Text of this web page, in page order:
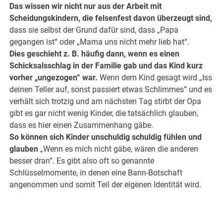
Das wissen wir nicht nur aus der Arbeit mit
Scheidungskindern, die felsenfest davon überzeugt sind,
dass sie selbst der Grund dafür sind, dass „Papa
gegangen ist“ oder „Mama uns nicht mehr lieb hat“.
Dies geschieht z. B. häufig dann, wenn es einen
Schicksalsschlag in der Familie gab und das Kind kurz
vorher „ungezogen“ war. Wenn dem Kind gesagt wird „Iss
deinen Teller auf, sonst passiert etwas Schlimmes“ und es
verhält sich trotzig und am nächsten Tag stirbt der Opa
gibt es gar nicht wenig Kinder, die tatsächlich glauben,
dass es hier einen Zusammenhang gäbe.
So können sich Kinder unschuldig schuldig fühlen und
glauben „Wenn es mich nicht gäbe, wären die anderen
besser dran“. Es gibt also oft so genannte
Schlüsselmomente, in denen eine Bann-Botschaft
angenommen und somit Teil der eigenen Identität wird.